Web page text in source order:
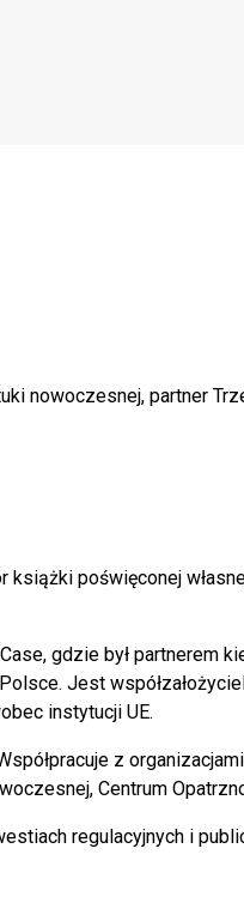
nowoczesnej, partner
poświęconej
gdzie był partnerem
Jest
instytucji UE.
z
Centrum
regulacyjnych i